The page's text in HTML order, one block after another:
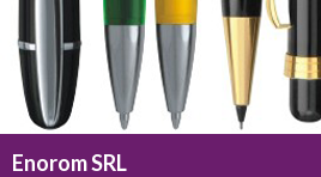
Enorom SRL